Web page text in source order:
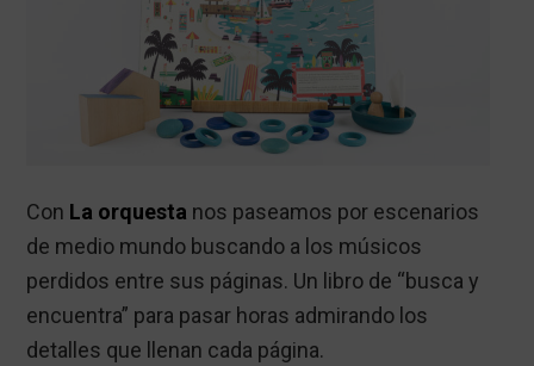
Con La orquesta nos paseamos por escenarios
de medio mundo buscando a los músicos
perdidos entre sus páginas. Un libro de “busca y
encuentra” para pasar horas admirando los
detalles que llenan cada página.